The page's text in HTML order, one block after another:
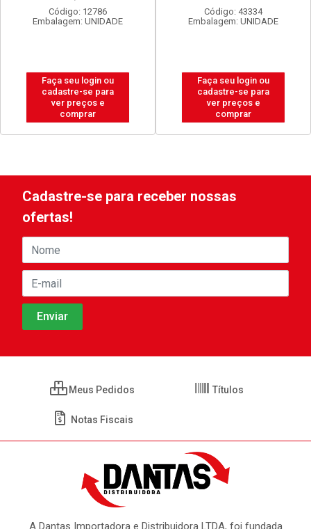
Código: 12786
Embalagem: UNIDADE
Faça seu login ou
cadastre-se para
ver preços e
comprar
Código: 43334
Embalagem: UNIDADE
Faça seu login ou
cadastre-se para
ver preços e
comprar
Cadastre-se para receber nossas
ofertas!
Meus Pedidos Títulos
Notas Fiscais
A Dantas Importadora e Distribuidora LTDA, foi fundada